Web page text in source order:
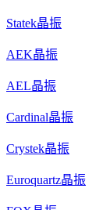
Statek晶振
AEK晶振
AEL晶振
Cardinal晶振
Crystek晶振
Euroquartz晶振